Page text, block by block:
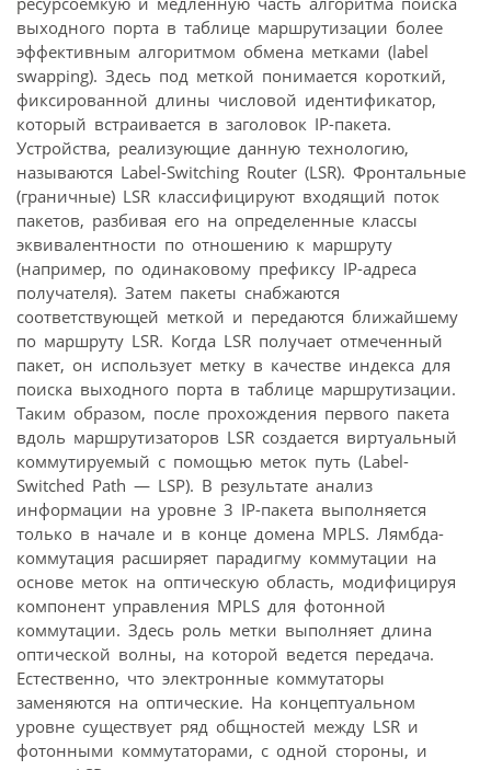
выходного порта в таблице маршрутизации более
эффективным алгоритмом обмена метками (label
swapping). Здесь под меткой понимается короткий,
фиксированной длины числовой идентификатор,
который встраивается в заголовок IP-пакета.
Устройства, реализующие данную технологию,
называются Label-Switching Router (LSR). Фронтальные
(граничные) LSR классифицируют входящий поток
пакетов, разбивая его на определенные классы
эквивалентности по отношению к маршруту
(например, по одинаковому префиксу IP-адреса
получателя). Затем пакеты снабжаются
соответствующей меткой и передаются ближайшему
по маршруту LSR. Когда LSR получает отмеченный
пакет, он использует метку в качестве индекса для
поиска выходного порта в таблице маршрутизации.
Таким образом, после прохождения первого пакета
вдоль маршрутизаторов LSR создается виртуальный
коммутируемый с помощью меток путь (Label-
Switched Path — LSP). В результате анализ
информации на уровне 3 IP-пакета выполняется
только в начале и в конце домена MPLS. Лямбда-
коммутация расширяет парадигму коммутации на
основе меток на оптическую область, модифицируя
компонент управления MPLS для фотонной
коммутации. Здесь роль метки выполняет длина
оптической волны, на которой ведется передача.
Естественно, что электронные коммутаторы
заменяются на оптические. На концептуальном
уровне существует ряд общностей между LSR и
фотонными коммутаторами, с одной стороны, и